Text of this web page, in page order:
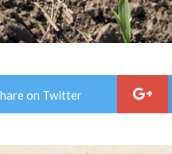
on Twitter